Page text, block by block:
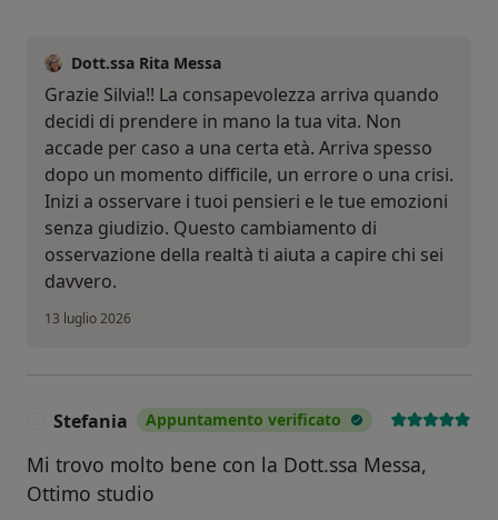
Dott.ssa Rita Messa
Grazie Silvia!! La consapevolezza arriva quando
decidi di prendere in mano la tua vita. Non
accade per caso a una certa età. Arriva spesso
dopo un momento difficile, un errore o una crisi.
Inizi a osservare i tuoi pensieri e le tue emozioni
senza giudizio. Questo cambiamento di
osservazione della realtà ti aiuta a capire chi sei
davvero.
13 luglio 2026
Stefania Appuntamento verificato
Mi trovo molto bene con la Dott.ssa Messa,
Ottimo studio